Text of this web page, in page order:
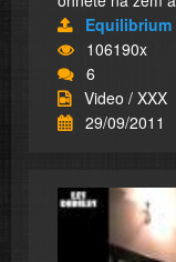
Equilibrium
106190x
6
Video / XXX
29/09/2011